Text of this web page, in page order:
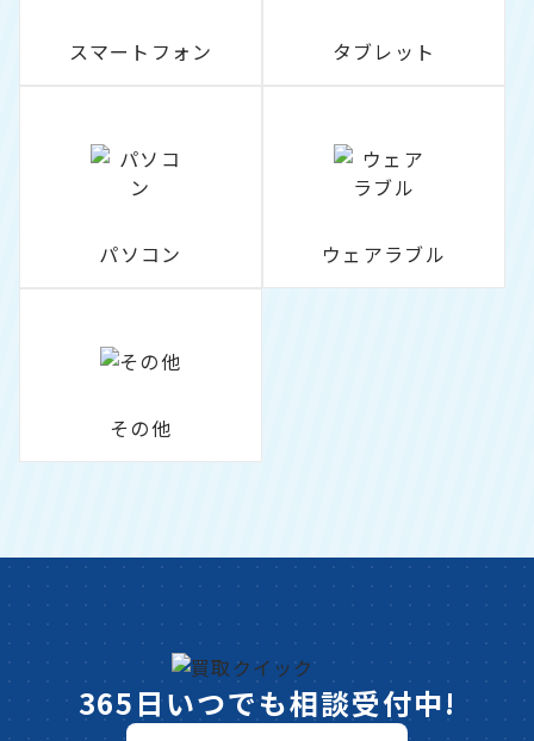
スマートフォン タブレット
パソコン ウェアラブル
その他
365日いつでも相談受付中!